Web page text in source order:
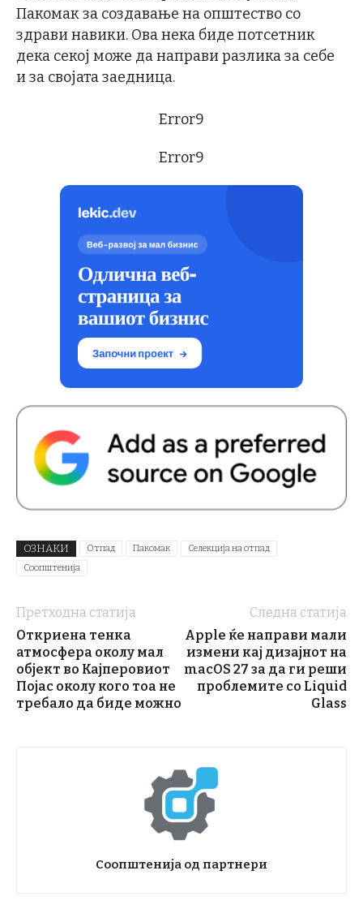
Пакомак за создавање на општество со
здрави навики. Ова нека биде потсетник
дека секој може да направи разлика за себе
и за својата заедница.
Error9
Error9
ОЗНАКИ Отпад Пакомак
Селекција на отпад
Соопштенија
Претходна статија
Откриена тенка
атмосфера околу мал
објект во Кајперовиот
Појас околу кого тоа не
требало да биде можно
Следна статија
Apple ќе направи мали
измени кај дизајнот на
macOS 27 за да ги реши
проблемите со Liquid
Glass
Соопштенија од партнери